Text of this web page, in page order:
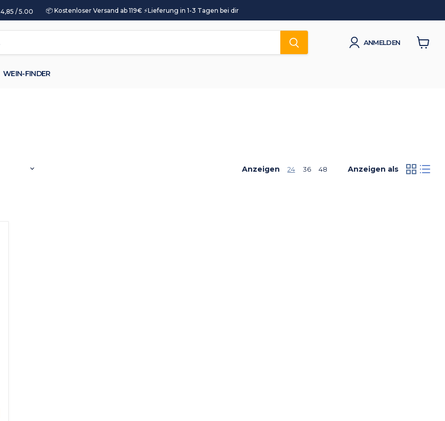
4,85 / 5.00 📦 Kostenloser Versand ab 119€ ⚡️Lieferung in 1-3 Tagen bei dir
ANMELDEN
WEIN-FINDER
Anzeigen 24 36 48 Anzeigen als